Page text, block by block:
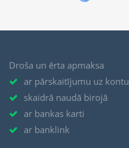
Droša un ērta apmaksa
ar pārskaitījumu uz kontu
skaidrā naudā birojā
ar bankas karti
ar banklink